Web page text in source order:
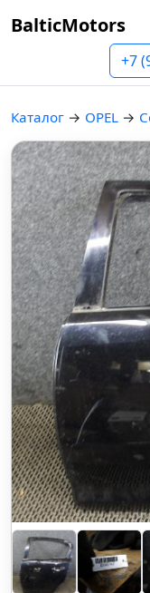
BalticMotors
+7
Каталог → OPEL →